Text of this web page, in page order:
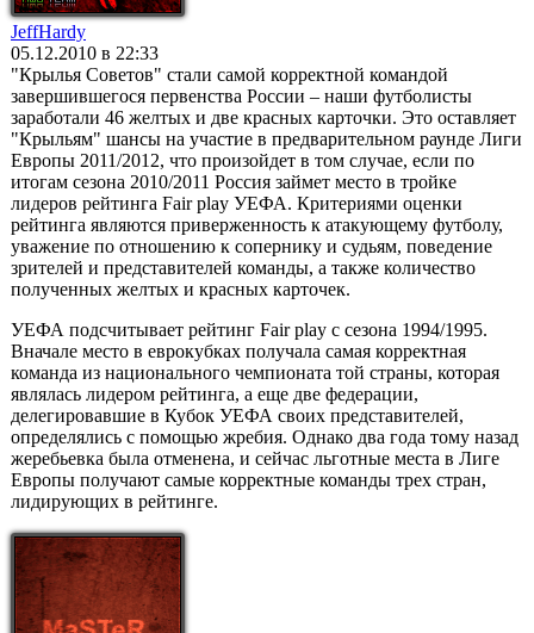
JeffHardy
05.12.2010 в 22:33
"Крылья Советов" стали самой корректной командой
завершившегося первенства России – наши футболисты
заработали 46 желтых и две красных карточки. Это оставляет
"Крыльям" шансы на участие в предварительном раунде Лиги
Европы 2011/2012, что произойдет в том случае, если по
итогам сезона 2010/2011 Россия займет место в тройке
лидеров рейтинга Fair play УЕФА. Критериями оценки
рейтинга являются приверженность к атакующему футболу,
уважение по отношению к сопернику и судьям, поведение
зрителей и представителей команды, а также количество
полученных желтых и красных карточек.
УЕФА подсчитывает рейтинг Fair play с сезона 1994/1995.
Вначале место в еврокубках получала самая корректная
команда из национального чемпионата той страны, которая
являлась лидером рейтинга, а еще две федерации,
делегировавшие в Кубок УЕФА своих представителей,
определялись с помощью жребия. Однако два года тому назад
жеребьевка была отменена, и сейчас льготные места в Лиге
Европы получают самые корректные команды трех стран,
лидирующих в рейтинге.